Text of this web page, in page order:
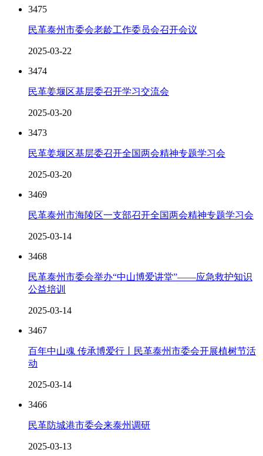
3475
民革泰州市委会老龄工作委员会召开会议
2025-03-22
3474
民革姜堰区基层委召开学习交流会
2025-03-20
3473
民革姜堰区基层委召开全国两会精神专题学习会
2025-03-20
3469
民革泰州市海陵区一支部召开全国两会精神专题学习会
2025-03-14
3468
民革泰州市委会举办“中山博爱讲堂”——应急救护知识
公益培训
2025-03-14
3467
百年中山魂 传承博爱行丨民革泰州市委会开展植树节活
动
2025-03-14
3466
民革防城港市委会来泰州调研
2025-03-13